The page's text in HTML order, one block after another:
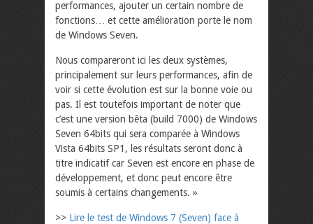
performances, ajouter un certain nombre de
fonctions… et cette amélioration porte le nom
de Windows Seven.
Nous compareront ici les deux systèmes,
principalement sur leurs performances, afin de
voir si cette évolution est sur la bonne voie ou
pas. Il est toutefois important de noter que
c’est une version bêta (build 7000) de Windows
Seven 64bits qui sera comparée à Windows
Vista 64bits SP1, les résultats seront donc à
titre indicatif car Seven est encore en phase de
développement, et donc peut encore être
soumis à certains changements. »
>> Lire le test de Windows 7 (Seven) face à